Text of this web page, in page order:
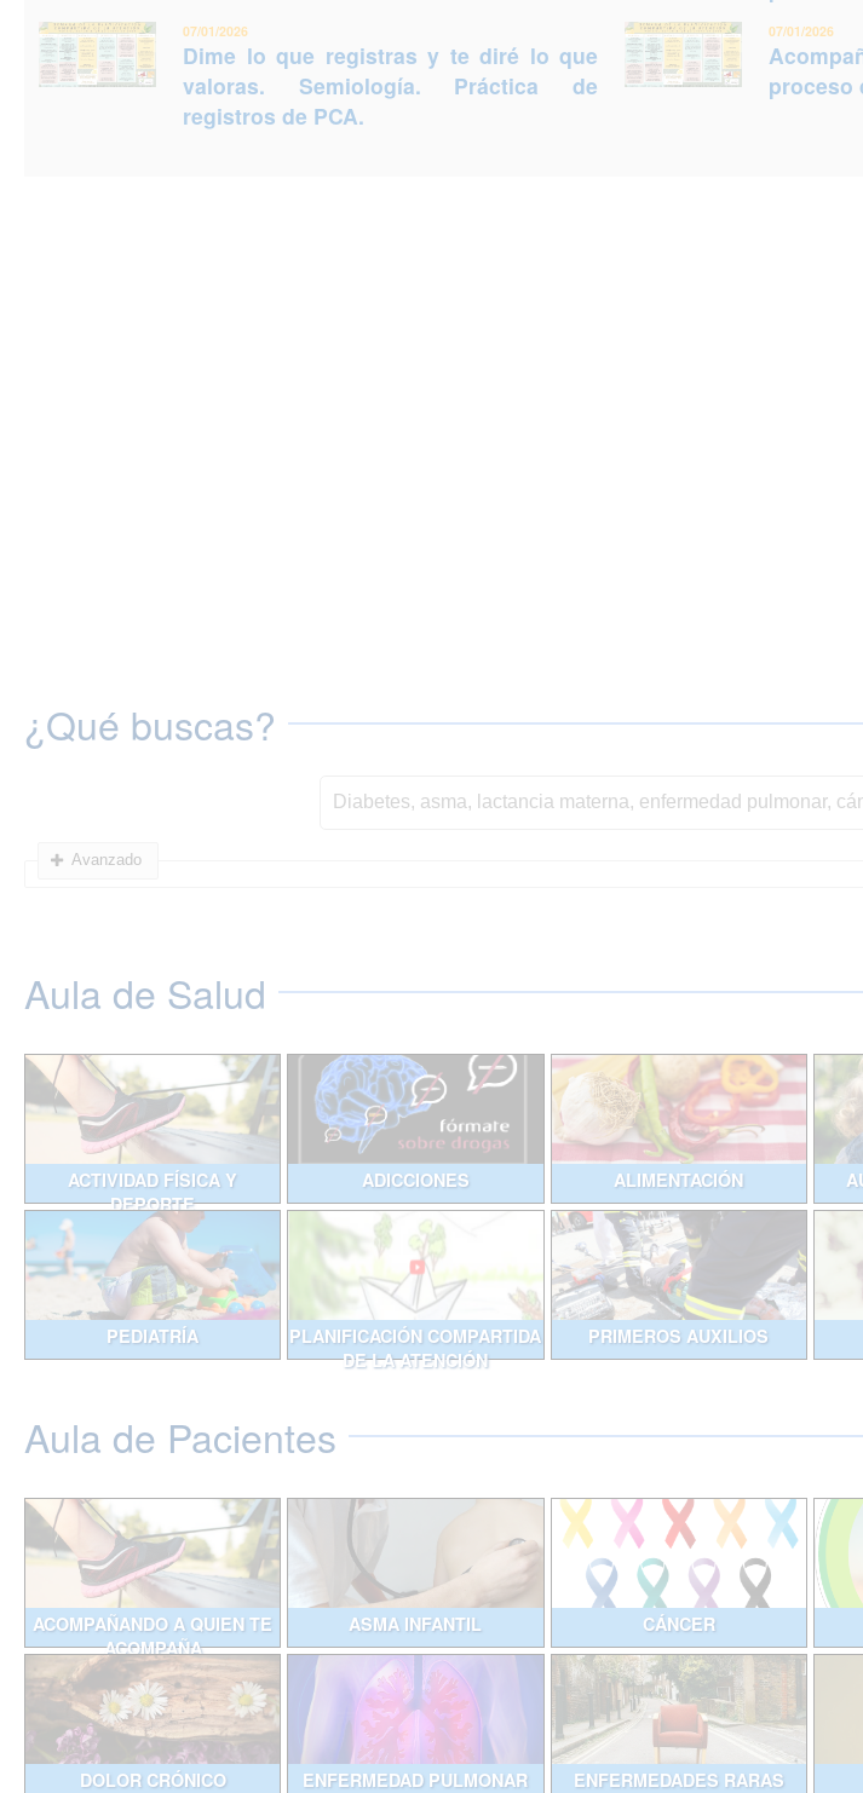
07/01/2026
Dime lo que registras y te diré lo que
valoras. Semiología. Práctica de
registros de PCA.
07/01/2026
proceso
¿Qué buscas?
Avanzado
Aula de Salud
ACTIVIDAD FÍSICA Y
DEPORTE
ADICCIONES ALIMENTACIÓN
PEDIATRÍA
PLANIFICACIÓN COMPARTIDA
DE LA ATENCIÓN
PRIMEROS AUXILIOS
Aula de Pacientes
ACOMPAÑANDO A QUIEN TE
ACOMPAÑA
ASMA INFANTIL CÁNCER
DOLOR CRÓNICO ENFERMEDAD PULMONAR ENFERMEDADES RARAS